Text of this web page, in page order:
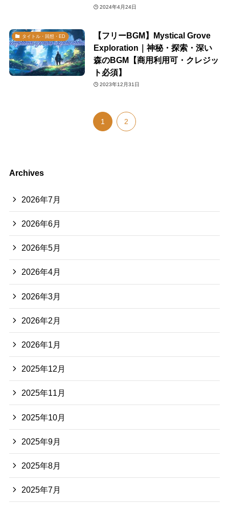
2024年4月24日
タイトル・回想・ED
【フリーBGM】Mystical Grove
Exploration｜神秘・探索・深い
森のBGM【商用利用可・クレジッ
ト必須】
2023年12月31日
1 2
Archives
2026年7月
2026年6月
2026年5月
2026年4月
2026年3月
2026年2月
2026年1月
2025年12月
2025年11月
2025年10月
2025年9月
2025年8月
2025年7月